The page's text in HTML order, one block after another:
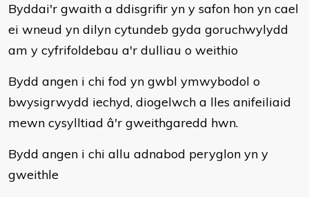
Byddai'r gwaith a ddisgrifir yn y safon hon yn cael
ei wneud yn dilyn cytundeb gyda goruchwylydd
am y cyfrifoldebau a'r dulliau o weithio
Bydd angen i chi fod yn gwbl ymwybodol o
bwysigrwydd iechyd, diogelwch a lles anifeiliaid
mewn cysylltiad â'r gweithgaredd hwn.
Bydd angen i chi allu adnabod peryglon yn y
gweithle